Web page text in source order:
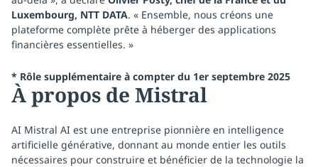
Luxembourg, NTT DATA. « Ensemble, nous créons une
plateforme complète prête à héberger des applications
financières essentielles. »
* Rôle supplémentaire à compter du 1er septembre 2025
À propos de Mistral
AI Mistral AI est une entreprise pionnière en intelligence
artificielle générative, donnant au monde entier les outils
nécessaires pour construire et bénéficier de la technologie la